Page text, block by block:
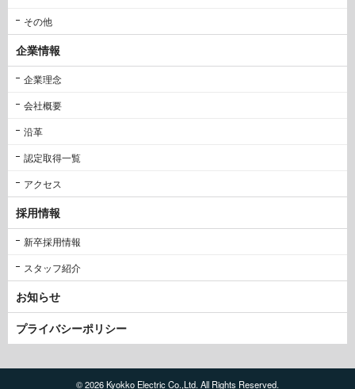
その他
企業情報
企業理念
会社概要
沿革
認定取得一覧
アクセス
採用情報
新卒採用情報
スタッフ紹介
お知らせ
プライバシーポリシー
© 2026 Kyokko Electric Co.,Ltd. All Rights Reserved.